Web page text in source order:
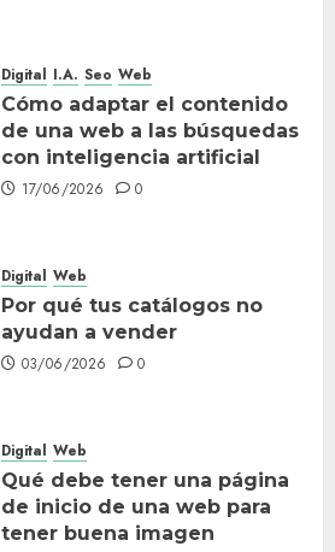
Digital I.A. Seo Web
Cómo adaptar el contenido
de una web a las búsquedas
con inteligencia artificial
17/06/2026 0
Digital Web
Por qué tus catálogos no
ayudan a vender
03/06/2026 0
Digital Web
Qué debe tener una página
de inicio de una web para
tener buena imagen